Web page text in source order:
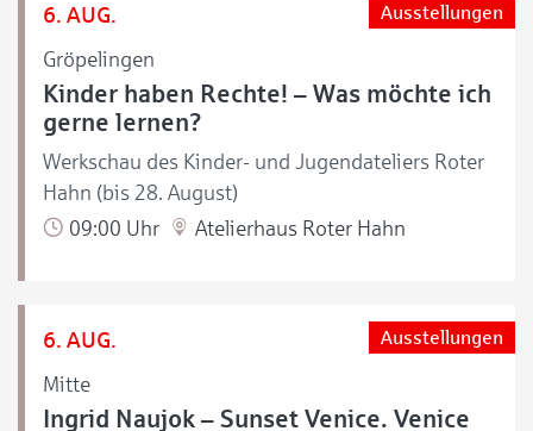
6. AUG.
Gröpelingen
Ausstellungen
Kinder haben Rechte! – Was möchte ich
gerne lernen?
Werkschau des Kinder- und Jugendateliers Roter
Hahn (bis 28. August)
09:00 Uhr
Atelierhaus Roter Hahn
6. AUG.
Mitte
Ausstellungen
Ingrid Naujok – Sunset Venice. Venice